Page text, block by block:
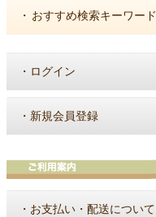
・ おすすめ検索キーワード
・ ログイン
・ 新規会員登録
・ お支払い・配送について